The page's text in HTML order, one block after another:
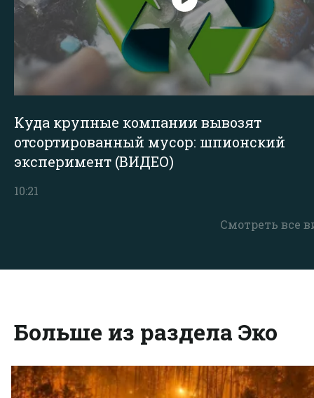
Смотреть все
Куда крупные компании вывозят
отсортированный мусор: шпионский
эксперимент (ВИДЕО)
10:21
Больше из раздела Эко